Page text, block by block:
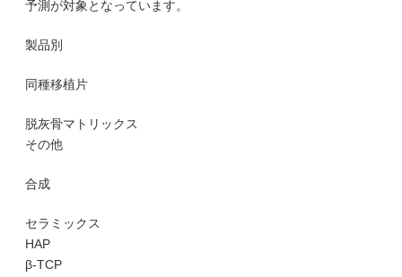
予測が対象となっています。
製品別
同種移植片
脱灰骨マトリックス
その他
合成
セラミックス
HAP
β-TCP